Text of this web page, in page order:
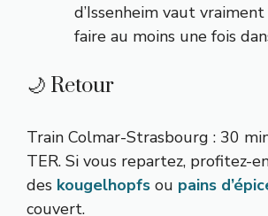
d’Issenheim vaut
faire au moins une fois
🌙 Retour
Train Colmar-Strasbourg : 30
TER. Si vous repartez, profitez-
des kougelhopfs ou pains
couvert.